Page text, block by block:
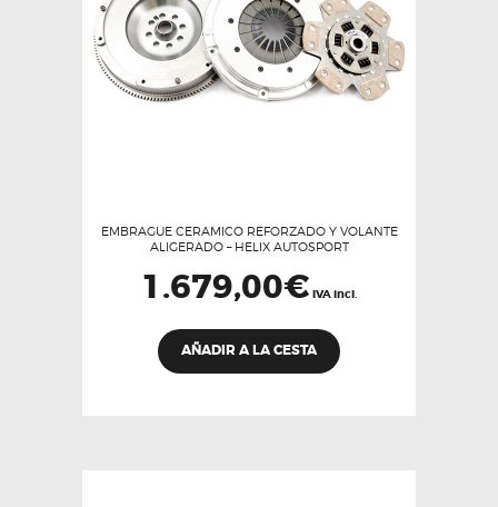
EMBRAGUE CERAMICO REFORZADO Y VOLANTE
ALIGERADO – HELIX AUTOSPORT
1.679,00€ IVA incl.
AÑADIR A LA CESTA